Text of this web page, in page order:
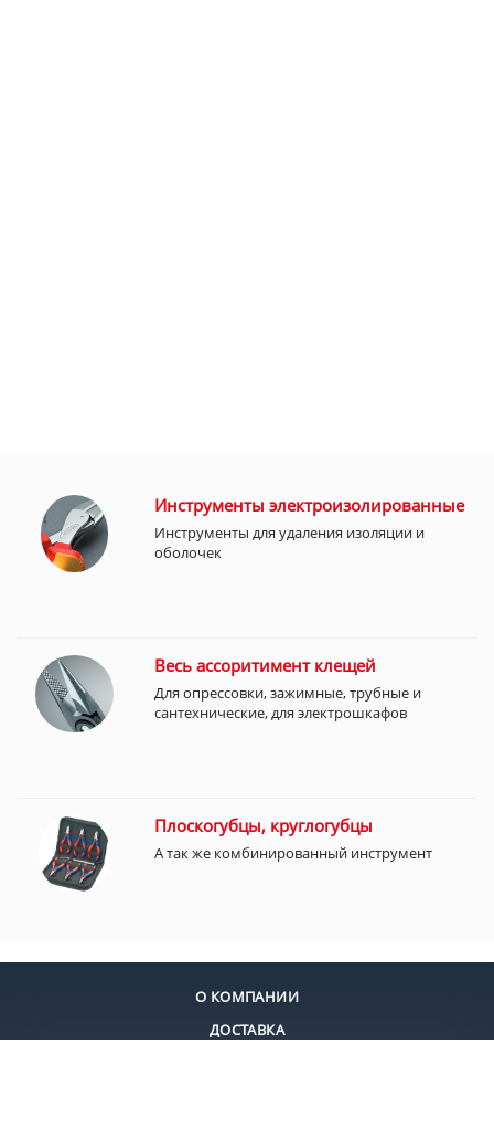
Инструменты электроизолированные
Инструменты для удаления изоляции и
оболочек
Весь ассоритимент клещей
Для опрессовки, зажимные, трубные и
сантехнические, для электрошкафов
Плоскогубцы, круглогубцы
А так же комбинированный инструмент
О КОМПАНИИ
ДОСТАВКА